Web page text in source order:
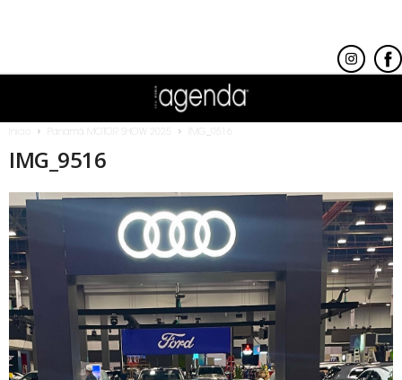
Panamá MOTOR SHOW 2025 IMG_9516
IMG_9516